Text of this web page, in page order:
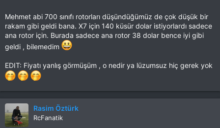
Mehmet abi 700 sınıfı rotorları düşündüğümüz de çok düşük bir
rakam gibi geldi bana. X7 için 140 küsür dolar istiyorlardı sadece
ana rotor için. Burada sadece ana rotor 38 dolar bence iyi gibi
geldi , bilemedim
EDIT: Fiyatı yanlış görmüşüm , o nedir ya lüzumsuz hiç gerek yok
Rasim Öztürk
RcFanatik